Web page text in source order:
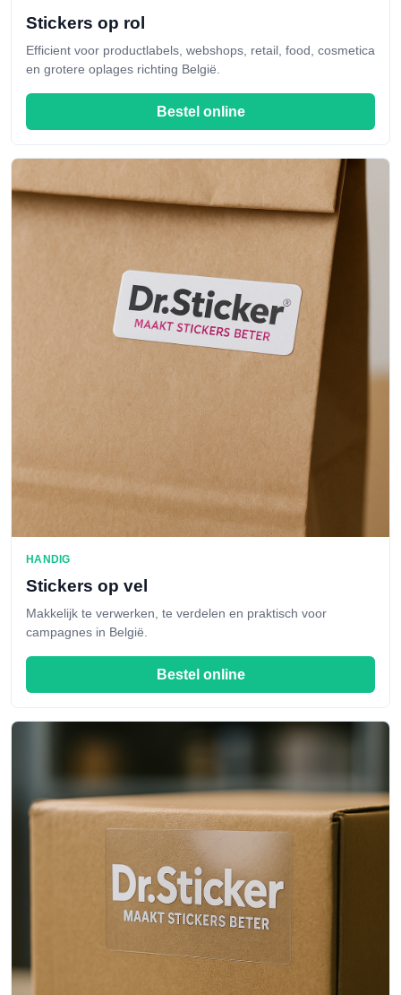
Stickers op rol
Efficient voor productlabels, webshops, retail, food, cosmetica
en grotere oplages richting België.
Bestel online
HANDIG
Stickers op vel
Makkelijk te verwerken, te verdelen en praktisch voor
campagnes in België.
Bestel online